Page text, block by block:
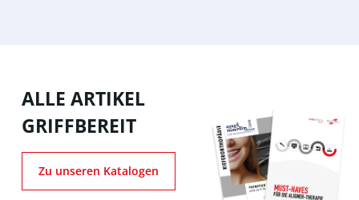
ALLE ARTIKEL
GRIFFBEREIT
Zu unseren Katalogen